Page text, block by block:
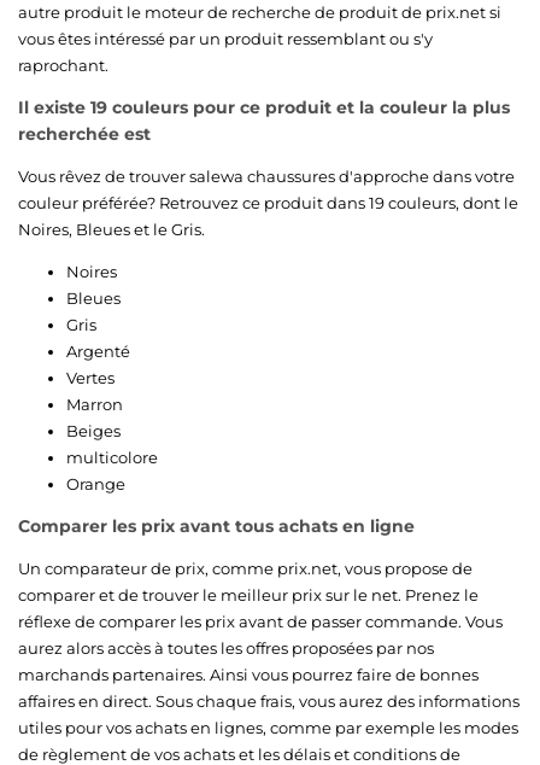
autre produit le moteur de recherche de produit de prix.net si
vous êtes intéressé par un produit ressemblant ou s'y
raprochant.
Il existe 19 couleurs pour ce produit et la couleur la plus
recherchée est
Vous rêvez de trouver salewa chaussures d'approche dans votre
couleur préférée? Retrouvez ce produit dans 19 couleurs, dont le
Noires, Bleueset leGris.
Noires
Bleues
Gris
Argenté
Vertes
Marron
Beiges
multicolore
Orange
Comparer les prix avant tous achats en ligne
Un comparateur de prix, comme prix.net, vous propose de
comparer et de trouver le meilleur prix sur le net. Prenez le
réflexe de comparer les prix avant de passer commande. Vous
aurez alors accès à toutes les offres proposées par nos
marchands partenaires. Ainsi vous pourrez faire de bonnes
affaires en direct. Sous chaque frais, vous aurez des informations
utiles pour vos achats en lignes, comme par exemple les modes
de règlement de vos achats et les délais et conditions de